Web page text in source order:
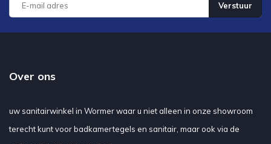
Verstuur
Over ons
uw sanitairwinkel in Wormer waar u niet alleen in onze showroom
terecht kunt voor badkamertegels en sanitair, maar ook via de